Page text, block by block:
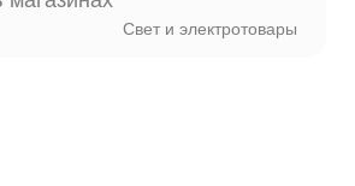
Свет и электротовары